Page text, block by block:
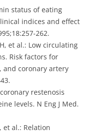
status of eating
indices and effect
262.
et al.: Low circulating
Risk factors for
and coronary artery
restenosis
levels. N Eng J Med.
et al.: Relation